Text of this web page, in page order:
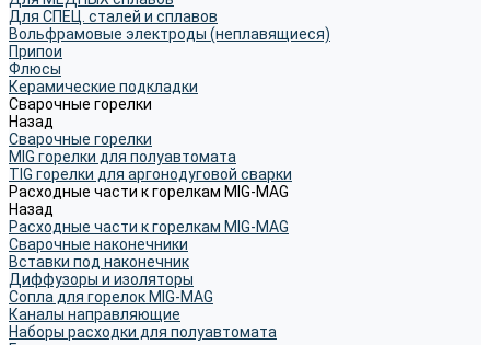
Для СПЕЦ. сталей и сплавов
Вольфрамовые электроды (неплавящиеся)
Припои
Флюсы
Керамические подкладки
Сварочные горелки
Назад
Сварочные горелки
MIG горелки для полуавтомата
TIG горелки для аргонодуговой сварки
Расходные части к горелкам MIG-MAG
Назад
Расходные части к горелкам MIG-MAG
Сварочные наконечники
Вставки под наконечник
Диффузоры и изоляторы
Сопла для горелок MIG-MAG
Каналы направляющие
Наборы расходки для полуавтомата